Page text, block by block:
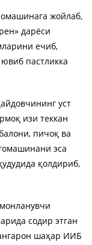
жойлаб,
дарёси
ечиб,
пастликка
уст
изи теккан
пичоқ ва
эса
қолдириб,
содир этган
шаҳар ИИБ